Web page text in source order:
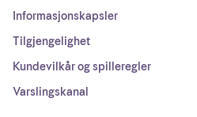
Informasjonskapsler
Tilgjengelighet
Kundevilkår og spilleregler
Varslingskanal